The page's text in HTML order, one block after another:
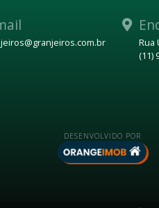
Rua
(11)
DESENVOLVIDO POR